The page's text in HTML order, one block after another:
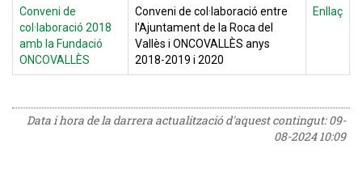
Conveni de
col·laboració 2018
amb la Fundació
ONCOVALLÈS
Conveni de col·laboració entre
l'Ajuntament de la Roca del
Vallès i ONCOVALLÈS anys
2018-2019 i 2020
Enllaç
Data i hora de la darrera actualització d'aquest contingut:09-
08-2024 10:09